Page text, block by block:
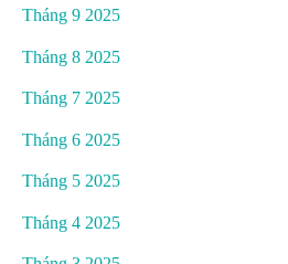
Tháng 9 2025
Tháng 8 2025
Tháng 7 2025
Tháng 6 2025
Tháng 5 2025
Tháng 4 2025